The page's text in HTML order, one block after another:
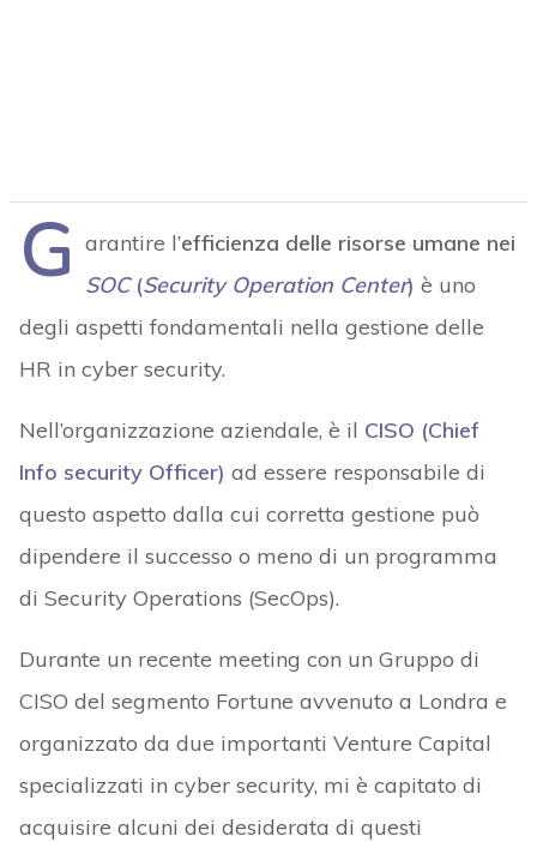
G arantire l’efficienza delle risorse umane nei
SOC(Security Operation Center) è uno
degli aspetti fondamentali nella gestione delle
HR in cyber security.
Nell’organizzazione aziendale, è il CISO (Chief
Info security Officer) ad essere responsabile di
questo aspetto dalla cui corretta gestione può
dipendere il successo o meno di un programma
di Security Operations (SecOps).
Durante un recente meeting con un Gruppo di
CISO del segmento Fortune avvenuto a Londra e
organizzato da due importanti Venture Capital
specializzati in cyber security, mi è capitato di
acquisire alcuni dei desiderata di questi